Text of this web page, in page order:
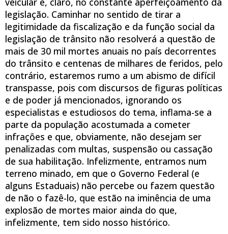
legislação. Caminhar no sentido de tirar a
legitimidade da fiscalização e da função social da
legislação de trânsito não resolverá a questão de
mais de 30 mil mortes anuais no país decorrentes
do trânsito e centenas de milhares de feridos, pelo
contrário, estaremos rumo a um abismo de difícil
transpasse, pois com discursos de figuras políticas
e de poder já mencionados, ignorando os
especialistas e estudiosos do tema, inflama-se a
parte da população acostumada a cometer
infrações e que, obviamente, não desejam ser
penalizadas com multas, suspensão ou cassação
de sua habilitação. Infelizmente, entramos num
terreno minado, em que o Governo Federal (e
alguns Estaduais) não percebe ou fazem questão
de não o fazê-lo, que estão na iminência de uma
explosão de mortes maior ainda do que,
infelizmente, tem sido nosso histórico.